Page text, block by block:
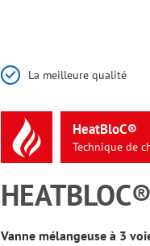
La meilleure qualité
HeatBloC®
Technique de
Vanne mélangeuse à 3